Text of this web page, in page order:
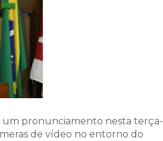
um pronunciamento nesta terça-
de vídeo no entorno do